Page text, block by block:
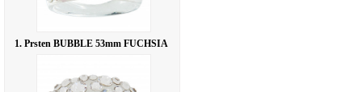
1. Prsten BUBBLE 53mm FUCHSIA